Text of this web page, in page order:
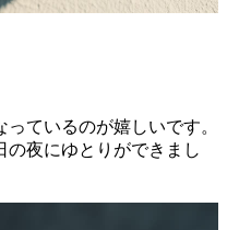
ているのが嬉しいです。
の夜にゆとりができまし